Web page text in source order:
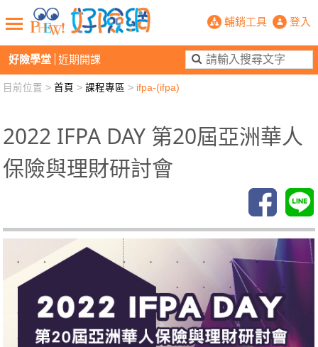
好險學堂 近期開課
PHEW!好險網
輔銷工具 登入
新聞觀點 業務交流 好險懂生活
退休先準備 好險學堂 輔銷工具 活動專區
目前位置 >首頁 >課程專區 > ifpa-(ifpa)
2022 IFPA DAY 第20屆亞洲華人
保險與理財研討會